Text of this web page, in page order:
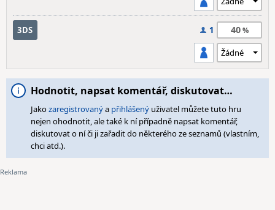
3DS 1 40
Hodnotit, napsat komentář, diskutovat…
Jakozaregistrovanýa přihlášený uživatel můžete tuto hru
nejen ohodnotit, ale také k ní případně napsat komentář,
diskutovat o ní či ji zařadit do některého ze seznamů (vlastním,
chci atd.).